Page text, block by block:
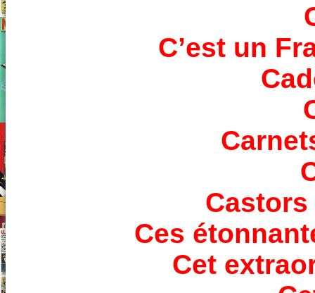
C’est un
Castors
Ces
Cet